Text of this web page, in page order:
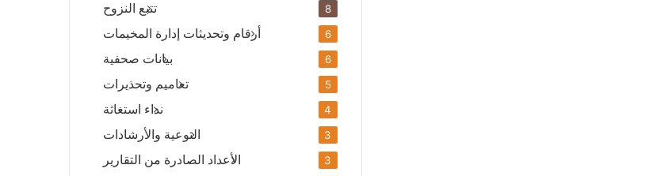
تتبع النزوح 8
أرقام وتحديثات إدارة المخيمات 6
بيانات صحفية 6
تعاميم وتحذيرات 5
نداء استغاثة 4
التوعية والأرشادات 3
الأعداد الصادرة من التقارير 3